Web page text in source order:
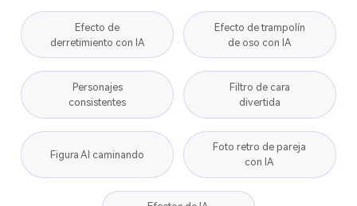
Efecto de
derretimiento con IA
Efecto de trampolín
de oso con IA
Personajes
consistentes
Filtro de cara
divertida
Figura AI caminando
Foto retro de pareja
con IA